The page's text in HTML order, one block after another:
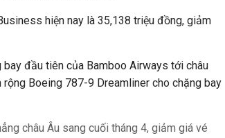
hiện nay là 35,138 triệu đồng, giảm
đầu tiên của Bamboo Airways tới châu
Boeing 787-9 Dreamliner cho chặng bay